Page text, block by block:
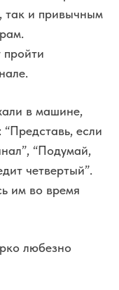
так и привычным
в машине,
если
“Подумай,
четвертый”.
им во время
любезно